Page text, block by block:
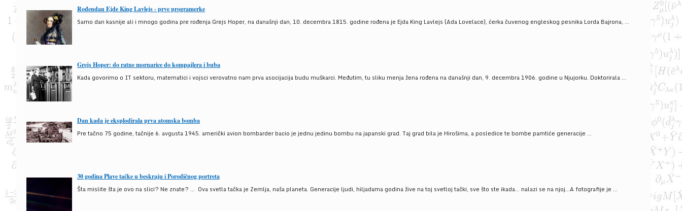
Rođendan Ejde King Lavlejs - prve programerke
Samo dan kasnije ali i mnogo godina pre rođenja Grejs Hoper, na današnji dan, 10. decembra 1815. godine rođena je Ejda King Lavlejs (Ada Lovelace), ćerka čuvenog engleskog pesnika Lorda Bajrona, ...
Grejs Hoper: do ratne mornarice do kompajlera i buba
Kada govorimo o IT sektoru, matematici i vojsci verovatno nam prva asocijacija budu muškarci. Međutim, tu sliku menja žena rođena na današnji dan, 9. decembra 1906. godine u Njujorku. Doktorirala ...
Dan kada je eksplodirala prva atomska bomba
Pre tačno 75 godine, tačnije 6. avgusta 1945. američki avion bombarder bacio je jednu jedinu bombu na japanski grad. Taj grad bila je Hirošima, a posledice te bombe pamtiće generacije ...
30 godina Plave tačke u beskraju i Porodičnog portreta
Šta mislite šta je ovo na slici? Ne znate? … Ova svetla tačka je Zemlja, naša planeta. Generacije ljudi, hiljadama godina žive na toj svetloj tački, sve što ste ikada… nalazi se na njoj…A fotografije je ...